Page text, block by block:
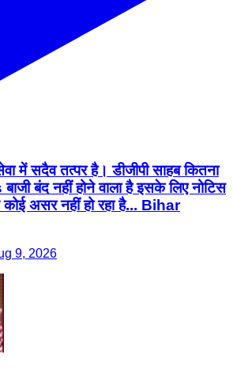
में सदैव तत्पर है। डीजीपी साहब कितना
बंद नहीं होने वाला है इसके लिए नोटिस
कोई असर नहीं हो रहा है... Bihar
9, 2026